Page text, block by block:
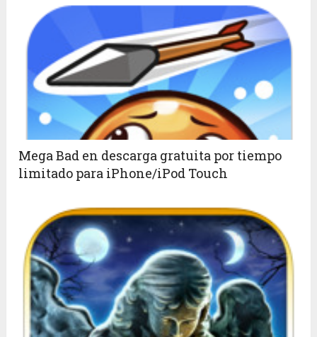
Mega Bad en descarga gratuita por tiempo
limitado para iPhone/iPod Touch